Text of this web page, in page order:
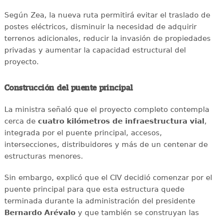
Según Zea, la nueva ruta permitirá evitar el traslado de
postes eléctricos, disminuir la necesidad de adquirir
terrenos adicionales, reducir la invasión de propiedades
privadas y aumentar la capacidad estructural del
proyecto.
Construcción del puente principal
La ministra señaló que el proyecto completo contempla
cerca de cuatro kilómetros de infraestructura vial,
integrada por el puente principal, accesos,
intersecciones, distribuidores y más de un centenar de
estructuras menores.
Sin embargo, explicó que el CIV decidió comenzar por el
puente principal para que esta estructura quede
terminada durante la administración del presidente
Bernardo Arévaloy que también se construyan las